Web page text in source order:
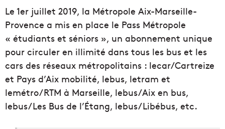
Le 1er juillet 2019, la Métropole Aix-Marseille-
Provence a mis en place le Pass Métropole
« étudiants et séniors », un abonnement unique
pour circuler en illimité dans tous les bus et les
cars des réseaux métropolitains : lecar/Cartreize
et Pays d’Aix mobilité, lebus, letram et
lemétro/RTM à Marseille, lebus/Aix en bus,
lebus/Les Bus de l’Étang, lebus/Libébus, etc.